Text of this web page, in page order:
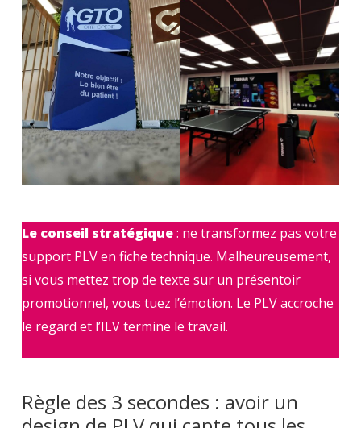
Le conseil stratégique: ne transformez pas votre
support PLV en fiche technique. Malheureusement,
si vous mettez trop de texte sur un présentoir
promotionnel, vous tuez l’émotion. Le PLV accroche
le regard et l’ILV termine le travail.
Règle des 3 secondes : avoir un